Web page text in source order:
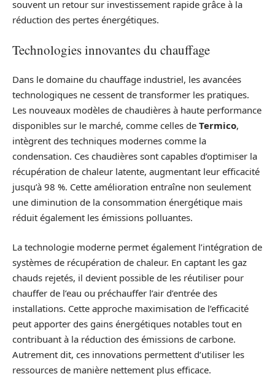
souvent un retour sur investissement rapide grâce à la
réduction des pertes énergétiques.
Technologies innovantes du chauffage
Dans le domaine du chauffage industriel, les avancées
technologiques ne cessent de transformer les pratiques.
Les nouveaux modèles de chaudières à haute performance
disponibles sur le marché, comme celles de Termico,
intègrent des techniques modernes comme la
condensation. Ces chaudières sont capables d’optimiser la
récupération de chaleur latente, augmentant leur efficacité
jusqu’à 98 %. Cette amélioration entraîne non seulement
une diminution de la consommation énergétique mais
réduit également les émissions polluantes.
La technologie moderne permet également l’intégration de
systèmes de récupération de chaleur. En captant les gaz
chauds rejetés, il devient possible de les réutiliser pour
chauffer de l’eau ou préchauffer l’air d’entrée des
installations. Cette approche maximisation de l’efficacité
peut apporter des gains énergétiques notables tout en
contribuant à la réduction des émissions de carbone.
Autrement dit, ces innovations permettent d’utiliser les
ressources de manière nettement plus efficace.